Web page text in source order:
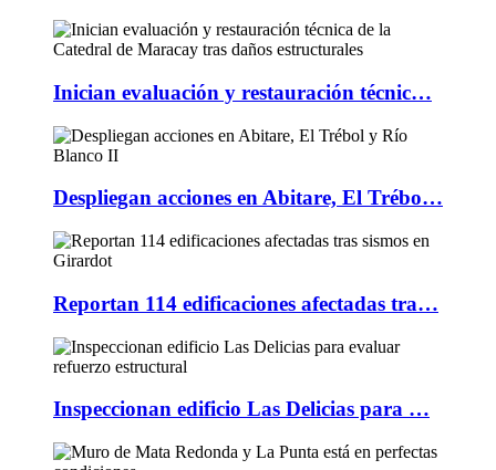
Inician evaluación y restauración técnic…
Despliegan acciones en Abitare, El Trébo…
Reportan 114 edificaciones afectadas tra…
Inspeccionan edificio Las Delicias para …